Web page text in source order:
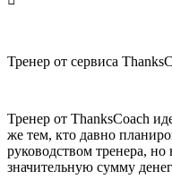
Тренер от сервиса
Тренер от ThanksCoach
же тем, кто давно
руководством тренера, но
значительную сумму